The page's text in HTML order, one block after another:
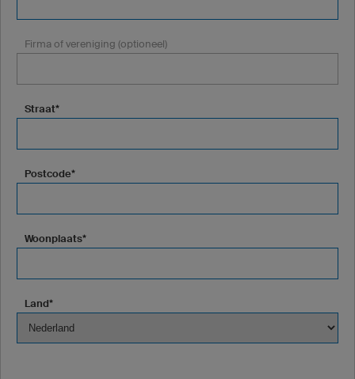
Firma of vereniging (optioneel)
Straat*
Postcode*
Woonplaats*
Land*